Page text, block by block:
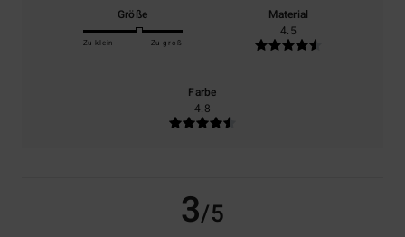
Größe
Zu klein Zu groß
Material
4.5
Farbe
4.8
3/5